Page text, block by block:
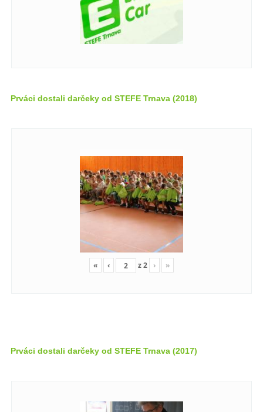
Prváci dostali darčeky od STEFE Trnava (2018)
« ‹ z2 › »
Prváci dostali darčeky od STEFE Trnava (2017)